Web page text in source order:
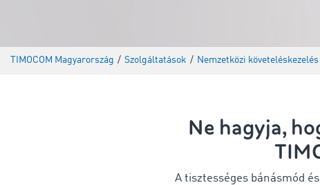
TIMOCOM Magyarország / Szolgáltatások / Nemzetközi követeléskezelés
Ne hagyja,
A tisztességes bánásmód